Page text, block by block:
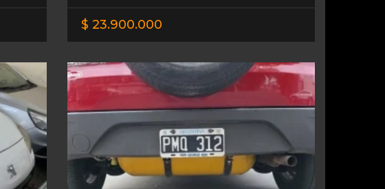
$ 23.900.000